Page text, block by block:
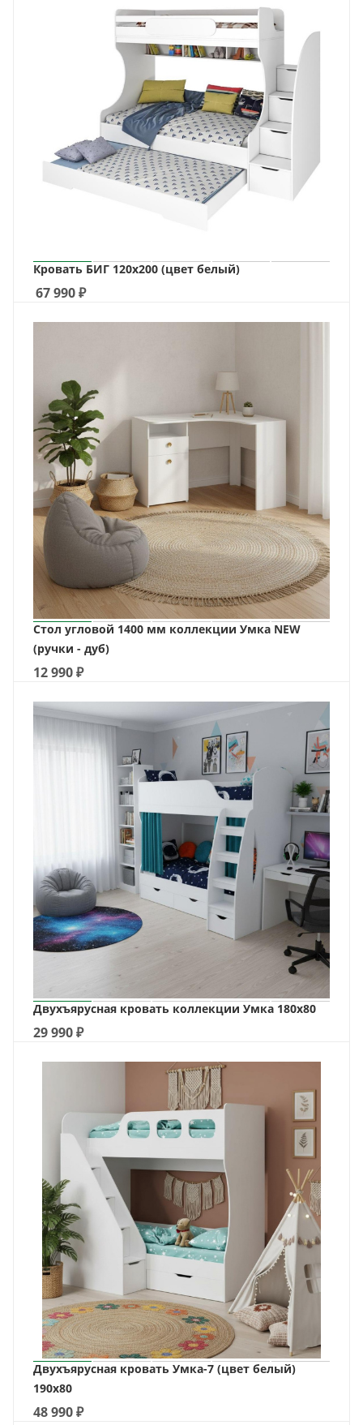
Кровать БИГ 120х200 (цвет белый)
67 990₽
Стол угловой 1400 мм коллекции Умка NEW
(ручки - дуб)
12 990₽
Двухъярусная кровать коллекции Умка 180х80
29 990₽
Двухъярусная кровать Умка-7 (цвет белый)
190х80
48 990₽